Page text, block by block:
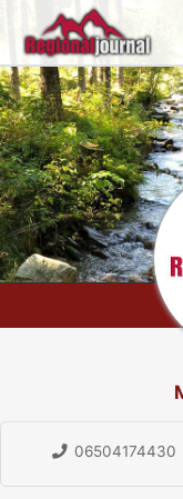
06504174430